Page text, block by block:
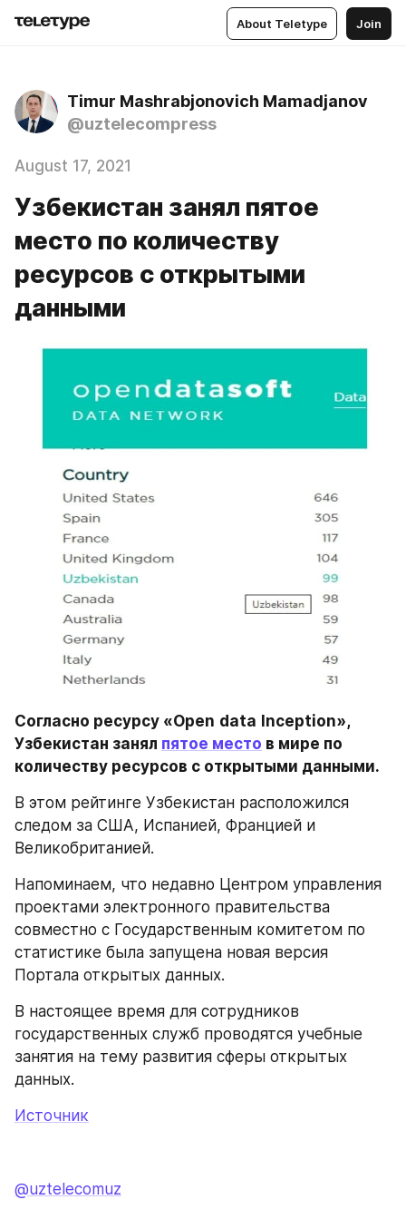
About Teletype Join
Timur Mashrabjonovich Mamadjanov
@uztelecompress
August 17, 2021
Узбекистан занял пятое
место по количеству
ресурсов с открытыми
данными
Согласно ресурсу «Open data Inception»,
Узбекистан занял пятое место в мире по
количеству ресурсов с открытыми данными.
В этом рейтинге Узбекистан расположился
следом за США, Испанией, Францией и
Великобританией.
Напоминаем, что недавно Центром управления
проектами электронного правительства
совместно с Государственным комитетом по
статистике была запущена новая версия
Портала открытых данных.
В настоящее время для сотрудников
государственных служб проводятся учебные
занятия на тему развития сферы открытых
данных.
Источник
@uztelecomuz